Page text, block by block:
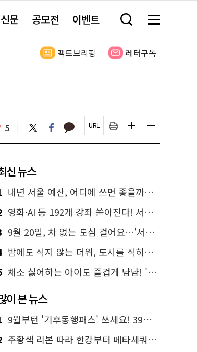
문 공모전 이벤트 검
창
기
메
전
보
팩트브리핑 레터구독
좋
요
5 트
위
터
페
이
스
카
카 페
이
지
인
쇄
하
글
자
크
하
기
글
자
크
하
신 뉴스
내년 서울 예산, 어디에 쓰면 좋을까요? 온라인 투표
영화·AI 등 192개 강좌 쏟아진다! 서울시민대학 선착순 신청
9월 20일, 차 없는 도심 걸어요…'서울 걷자 페스티벌' 선착순 5천명
밤에도 식지 않는 더위, 도시를 식히는 시원한 해법은?
채소 싫어하는 아이도 즐겁게 냠냠! '찾아가는 서울시 식생활 교육' 현장
이 본 뉴스
9월부턴 '기후동행패스' 쓰세요! 39세까지 청년 혜택
주황색 리본 따라 한강부터 메타세쿼이아 숲길까지…서울둘레길 15코스